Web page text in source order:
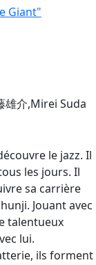
Giant"
雄介,Mirei Suda
le jazz. Il
les jours. Il
sa carrière
Jouant avec
talentueux
lui.
ils forment